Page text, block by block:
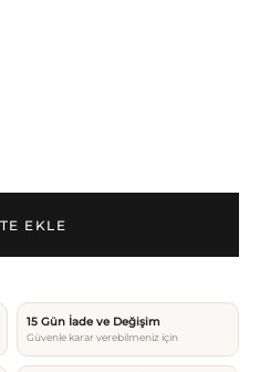
15 Gün İade ve Değişim
Güvenle karar verebilmeniz için